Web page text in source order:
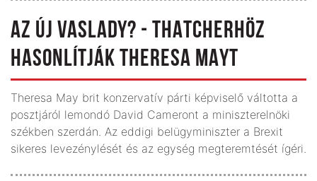
AZ ÚJ VASLADY? - THATCHERHÖZ
HASONLÍTJÁK THERESA MAYT
Theresa May brit konzervatív párti képviselő váltotta a
posztjáról lemondó David Cameront a miniszterelnöki
székben szerdán. Az eddigi belügyminiszter a Brexit
sikeres levezénylését és az egység megteremtését ígéri.